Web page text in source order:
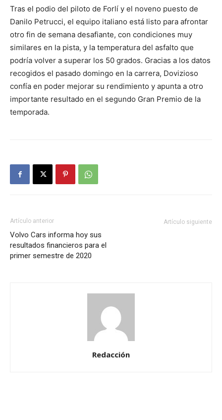
Tras el podio del piloto de Forlí y el noveno puesto de
Danilo Petrucci, el equipo italiano está listo para afrontar
otro fin de semana desafiante, con condiciones muy
similares en la pista, y la temperatura del asfalto que
podría volver a superar los 50 grados. Gracias a los datos
recogidos el pasado domingo en la carrera, Dovizioso
confía en poder mejorar su rendimiento y apunta a otro
importante resultado en el segundo Gran Premio de la
temporada.
Artículo anterior
Volvo Cars informa hoy sus
resultados financieros para el
primer semestre de 2020
Artículo siguiente
Redacción